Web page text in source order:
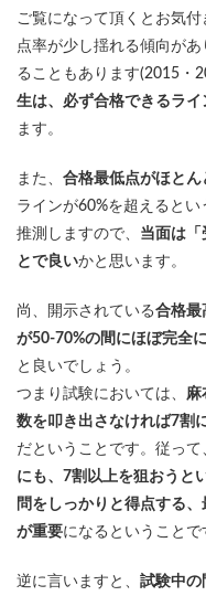
ご覧になって頂くとお気
点率が少し揺れる傾向が
ることもあります(2015・
生は、必ず合格できるラ
ます。
また、 合格最低点がほと
ラインが60%を超えると
推測しますので、 当面は「
とで良いかと思います。
尚、開示されている合格最
が50-70%の間にほぼ完全
と良いでしょう。
つまり試験においては、 麻
数を叩き出さなければ7割
だということです。従って
にも、7割以上を狙おうと
問をしっかりと得点する
が重要になるということで
逆に言いますと、 試験中の